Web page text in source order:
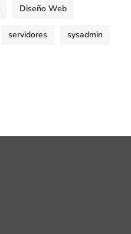
Diseño Web
servidores sysadmin